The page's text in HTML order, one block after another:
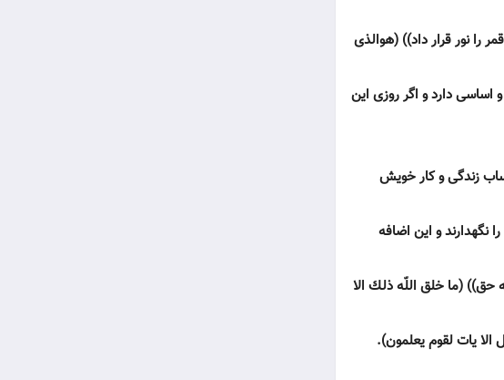
نور قرار داد)) (هوالذى
اساسى دارد و اگر روزى اين
زندگى و كار خويش
نگهدارند و اين اضافه
حق)) (ما خلق اللّه ذلك الا
الا يات لقوم يعلمون).